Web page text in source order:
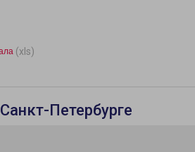
(xls)
Петербурге